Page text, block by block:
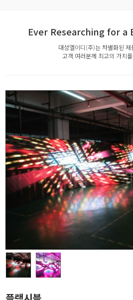
Ever Researching for
대성엘이디(주)는 차별화된 제
고객 여러분께 최고의 가치